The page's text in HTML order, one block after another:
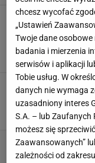
El.
chcesz wycofać
„Ustawień
Twoje dane
badania i mierzenia
serwisów i aplikacji
Tobie usług. W
danych nie wymaga
uzasadniony interes
S.A. – lub Zaufanych
możesz się
Zaawansowanych”
zależności od